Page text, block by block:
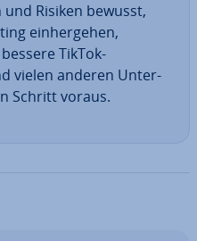
und Risiken bewusst,
ein­her­ge­hen,
TikTok-
vielen anderen Un­ter­
Schritt voraus.